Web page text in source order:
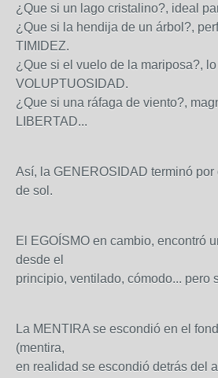
¿Que si un lago cristalino?, ideal
¿Que si la hendija de un árbol?,
TIMIDEZ.
¿Que si el vuelo de la mariposa?,
VOLUPTUOSIDAD.
¿Que si una ráfaga de viento?,
LIBERTAD...
Así, la GENEROSIDAD terminó
de sol.
El EGOÍSMO en cambio, encontró
desde el
principio, ventilado, cómodo... pero
La MENTIRA se escondió en el
(mentira,
en realidad se escondió detrás del